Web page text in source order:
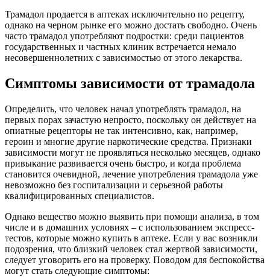
Трамадол продается в аптеках исключительно по рецепту,
однако на черном рынке его можно достать свободно. Очень
часто трамадол употребляют подростки: среди пациентов
государственных и частных клиник встречается немало
несовершеннолетних с зависимостью от этого лекарства.
Симптомы зависимости от трамадола
Определить, что человек начал употреблять трамадол, на
первых порах зачастую непросто, поскольку он действует на
опиатные рецепторы не так интенсивно, как, например,
героин и многие другие наркотические средства. Признаки
зависимости могут не проявляться несколько месяцев, однако
привыкание развивается очень быстро, и когда проблема
становится очевидной, лечение употребления трамадола уже
невозможно без госпитализации и серьезной работы
квалифицированных специалистов.
Однако вещество можно выявить при помощи анализа, в том
числе и в домашних условиях – с использованием экспресс-
тестов, которые можно купить в аптеке. Если у вас возникли
подозрения, что близкий человек стал жертвой зависимости,
следует уговорить его на проверку. Поводом для беспокойства
могут стать следующие симптомы: